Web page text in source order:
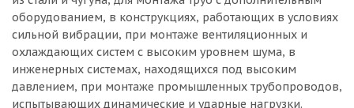
оборудованием, в конструкциях, работающих в условиях
сильной вибрации, при монтаже вентиляционных и
охлаждающих систем с высоким уровнем шума, в
инженерных системах, находящихся под высоким
давлением, при монтаже промышленных трубопроводов,
испытывающих динамические и ударные нагрузки.